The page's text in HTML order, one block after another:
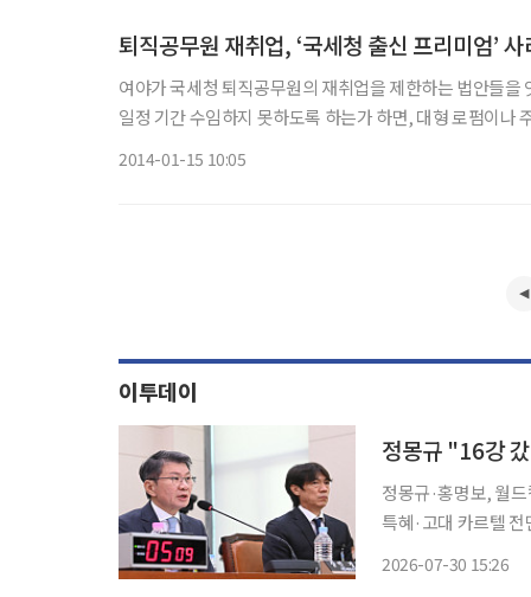
퇴직공무원 재취업, ‘국세청 출신 프리미엄’
여야가 국세청 퇴직공무원의 재취업을 제한하는 법안들
일정 기간 수임하지 못하도록 하는가 하면, 대형 로펌이나
2014-01-15 10:05
이투데이
정몽규·홍명보, 월
특혜·고대 카르텔 전면 부
2026-07-30 15:26